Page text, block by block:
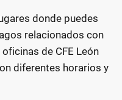
donde puedes
relacionados con
de CFE León
diferentes horarios y